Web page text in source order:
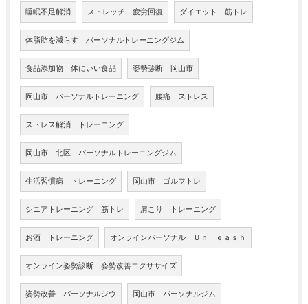
睡眠不足解消 ストレッチ 疲労回復 ダイエット 筋トレ
体脂肪を減らす パーソナルトレーニングジム
食品添加物 体にいい食品 姿勢診断 岡山市
岡山市 パーソナルトレーニング 腰痛 ストレス
ストレス解消 トレーニング
岡山市 北区 パーソナルトレーニングジム
生活習慣病 トレーニング 岡山市 ゴルフトレ
シニアトレーニング 筋トレ 肩こり トレーニング
お酒 トレーニング オンラインパーソナル Ｕｎｌｅａｓｈ
オンライン姿勢診断 姿勢改善エクササイズ
姿勢改善 パーソナルジウ 岡山市 パーソナルジム